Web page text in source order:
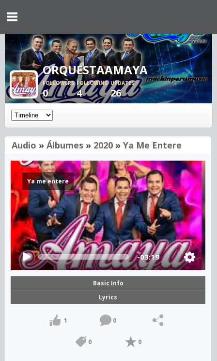
ORQUESTAAMAYA
FOLLOWERS
0
FOLLOWING
4
UPDATES
26
Audio » Álbumes » 2020 » Ya Me Entere
Ya me entere
-03:19
Basic Info
Lyrics
1 0
0 0